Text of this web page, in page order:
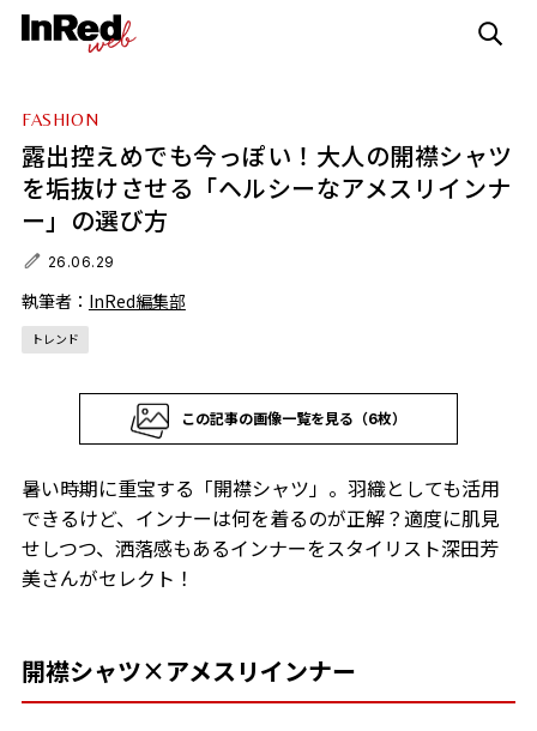
FASHION
露出控えめでも今っぽい！大人の開襟シャツ
を垢抜けさせる「ヘルシーなアメスリインナ
ー」の選び方
26.06.29
執筆者： InRed編集部
トレンド
この記事の画像一覧を見る（6枚）
暑い時期に重宝する「開襟シャツ」。羽織としても活用
できるけど、インナーは何を着るのが正解？適度に肌見
せしつつ、洒落感もあるインナーをスタイリスト深田芳
美さんがセレクト！
開襟シャツ×アメスリインナー